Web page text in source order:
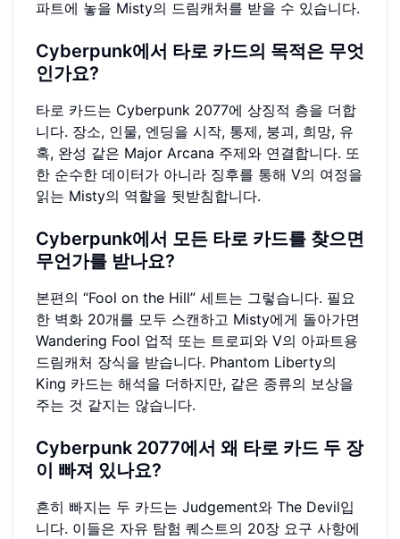
파트에 놓을 Misty의 드림캐처를 받을 수 있습니다.
Cyberpunk에서 타로 카드의 목적은 무엇
인가요?
타로 카드는 Cyberpunk 2077에 상징적 층을 더합
니다. 장소, 인물, 엔딩을 시작, 통제, 붕괴, 희망, 유
혹, 완성 같은 Major Arcana 주제와 연결합니다. 또
한 순수한 데이터가 아니라 징후를 통해 V의 여정을
읽는 Misty의 역할을 뒷받침합니다.
Cyberpunk에서 모든 타로 카드를 찾으면
무언가를 받나요?
본편의 “Fool on the Hill” 세트는 그렇습니다. 필요
한 벽화 20개를 모두 스캔하고 Misty에게 돌아가면
Wandering Fool 업적 또는 트로피와 V의 아파트용
드림캐처 장식을 받습니다. Phantom Liberty의
King 카드는 해석을 더하지만, 같은 종류의 보상을
주는 것 같지는 않습니다.
Cyberpunk 2077에서 왜 타로 카드 두 장
이 빠져 있나요?
흔히 빠지는 두 카드는 Judgement와 The Devil입
니다. 이들은 자유 탐험 퀘스트의 20장 요구 사항에